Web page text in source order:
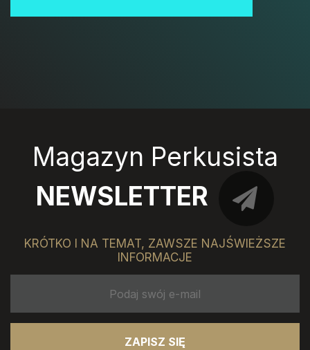
Magazyn Perkusista
NEWSLETTER
KRÓTKO I NA TEMAT, ZAWSZE NAJŚWIEŻSZE
INFORMACJE
ZAPISZ SIĘ